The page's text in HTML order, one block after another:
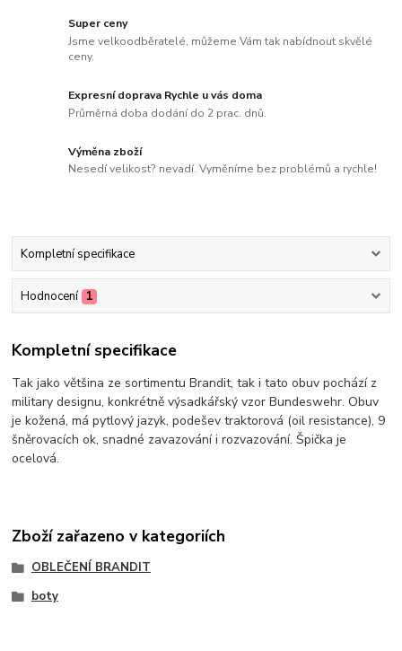
Super ceny
Jsme velkoodběratelé, můžeme Vám tak nabídnout skvělé
ceny.
Expresní doprava Rychle u vás doma
Průměrná doba dodání do 2 prac. dnů.
Výměna zboží
Nesedí velikost? nevadí. Vyměníme bez problémů a rychle!
Kompletní specifikace
Hodnocení 1
Kompletní specifikace
Tak jako většina ze sortimentu Brandit, tak i tato obuv pochází z
military designu, konkrétně výsadkářský vzor Bundeswehr. Obuv
je kožená, má pytlový jazyk, podešev traktorová (oil resistance), 9
šněrovacích ok, snadné zavazování i rozvazování. Špička je
ocelová.
Zboží zařazeno v kategoriích
OBLEČENÍ BRANDIT
boty